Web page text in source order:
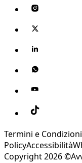
Termini e Condizioni
PolicyAccessibilità
Copyright 2026